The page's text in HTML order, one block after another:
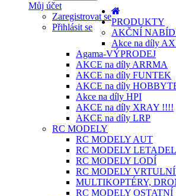
Můj účet
Zaregistrovat se
Přihlásit se
PRODUKTY
AKČNÍ
Akce na díly
Agama-VÝPRODEJ
AKCE na díly ARRMA
AKCE na díly FUNTEK
AKCE na díly
Akce na díly HPI
AKCE na díly XRAY !!!!
AKCE na díly LRP
RC MODELY
RC MODELY AUT
RC MODELY LETADEL
RC MODELY LODÍ
RC MODELY
MULTIKOPTÉRY,
RC MODELY OSTATNÍ